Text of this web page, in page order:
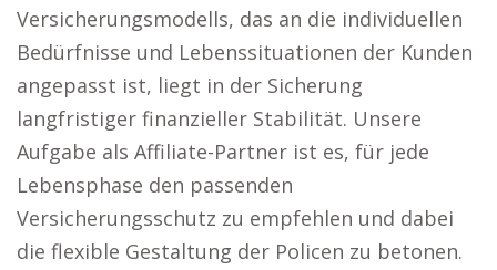
Versicherungsmodells, das an die individuellen
Bedürfnisse und Lebenssituationen der Kunden
angepasst ist, liegt in der Sicherung
langfristiger finanzieller Stabilität. Unsere
Aufgabe als Affiliate-Partner ist es, für jede
Lebensphase den passenden
Versicherungsschutz zu empfehlen und dabei
die flexible Gestaltung der Policen zu betonen.